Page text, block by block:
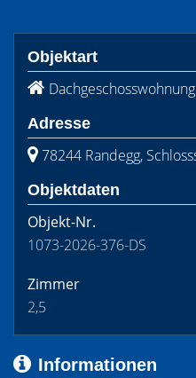
Objektart
Dachgeschosswohnung
Adresse
78244 Randegg,
Objektdaten
Objekt-Nr.
1073-2026-376-DS
Zimmer
2,5
Informationen